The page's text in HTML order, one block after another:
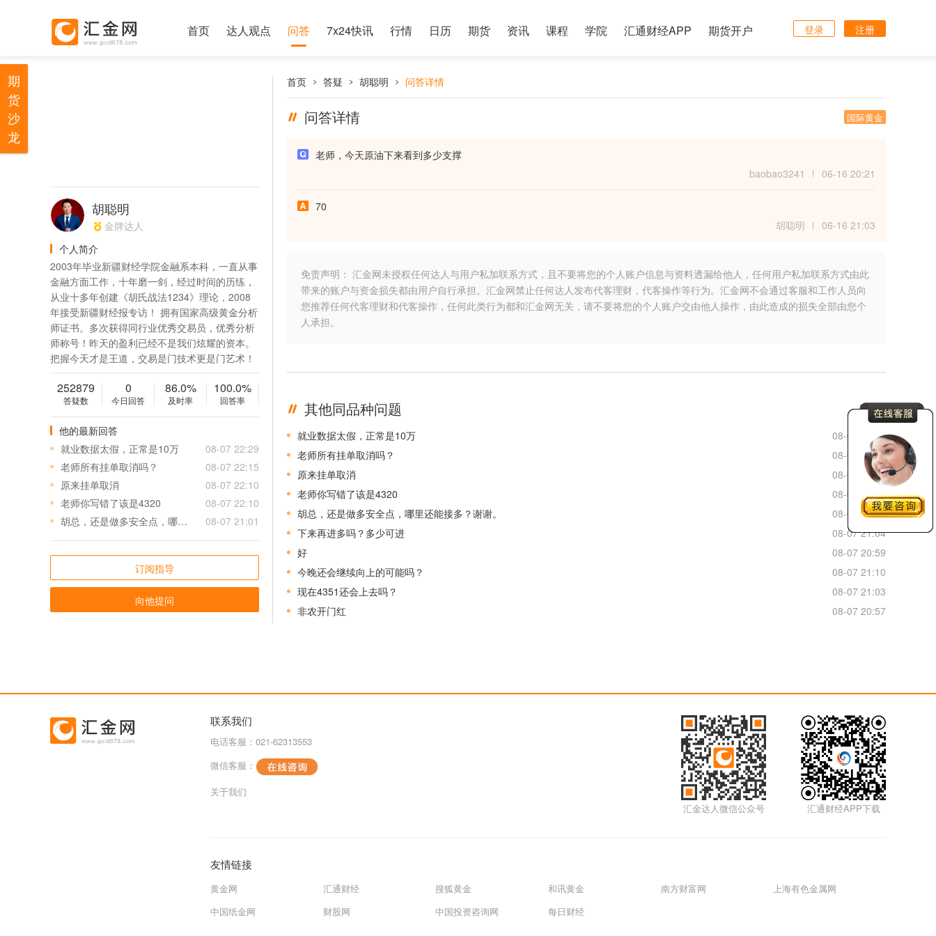
首页 达人观点 问答 7x24快讯 行情 日历 期货 资讯 课程 学院 汇通财经APP 期货开户 登录 注册
胡聪明
金牌达人
个人简介
2003年毕业新疆财经学院金融系本科，一直从事
金融方面工作，十年磨一剑，经过时间的历练，
从业十多年创建《胡氏战法1234》理论，2008
年接受新疆财经报专访！ 拥有国家高级黄金分析
师证书。多次获得同行业优秀交易员，优秀分析
师称号！昨天的盈利已经不是我们炫耀的资本。
把握今天才是王道，交易是门技术更是门艺术！
252879
答疑数
0
今日回答
86.0%
及时率
100.0%
回答率
他的最新回答
就业数据太假，正常是10万
08-07 22:29
老师所有挂单取消吗？
08-07 22:15
原来挂单取消
08-07 22:10
老师你写错了该是4320
08-07 22:10
胡总，还是做多安全点，哪里还能接多？谢谢。
08-07 21:01
订阅指导
向他提问
首页 答疑 胡聪明 问答详情
问答详情 国际黄金
老师，今天原油下来看到多少支撑
baobao3241
06-16 20:21
70
胡聪明
06-16 21:03
免责声明： 汇金网未授权任何达人与用户私加联系方式，且不要将您的个人账户信息与资料透漏给他人，任何用户私加联系方式由此
带来的账户与资金损失都由用户自行承担。汇金网禁止任何达人发布代客理财，代客操作等行为。汇金网不会通过客服和工作人员向
您推荐任何代客理财和代客操作，任何此类行为都和汇金网无关，请不要将您的个人账户交由他人操作，由此造成的损失全部由您个
人承担。
其他同品种问题
更多
就业数据太假，正常是10万
08-07 22:29
老师所有挂单取消吗？
08-07 22:15
原来挂单取消
08-07 22:10
老师你写错了该是4320
08-07 22:10
胡总，还是做多安全点，哪里还能接多？谢谢。
08-07 21:01
下来再进多吗？多少可进
08-07 21:04
好
08-07 20:59
今晚还会继续向上的可能吗？
08-07 21:10
现在4351还会上去吗？
08-07 21:03
非农开门红
08-07 20:57
联系我们
电话客服：021-62313553
微信客服：
关于我们
汇通财经APP下载
汇金达人微信公众号
友情链接
黄金网 汇通财经 搜狐黄金 和讯黄金 南方财富网
上海有色金属网
中国纸金网
财股网 中国投资咨询网 每日财经
期
货
沙
龙